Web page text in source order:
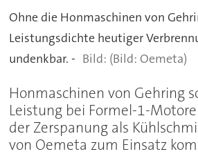
Ohne die Honmaschinen von
Leistungsdichte heutiger
undenkbar. -
(Bild: Oemeta)
Honmaschinen von Gehring
Leistung bei Formel-1-
der Zerspanung als
von Oemeta zum Einsatz